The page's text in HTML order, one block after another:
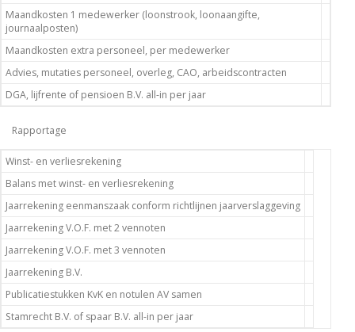
Maandkosten 1 medewerker (loonstrook, loonaangifte,
journaalposten)
Maandkosten extra personeel, per medewerker
Advies, mutaties personeel, overleg, CAO, arbeidscontracten
DGA, lijfrente of pensioen B.V. all-in per jaar
Rapportage
Winst- en verliesrekening
Balans met winst- en verliesrekening
Jaarrekening eenmanszaak conform richtlijnen jaarverslaggeving
Jaarrekening V.O.F. met 2 vennoten
Jaarrekening V.O.F. met 3 vennoten
Jaarrekening B.V.
Publicatiestukken KvK en notulen AV samen
Stamrecht B.V. of spaar B.V. all-in per jaar